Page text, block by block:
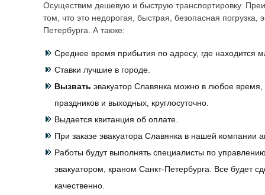
Осуществим дешевую и быструю транспортировку.
том, что это недорогая, быстрая, безопасная погрузка,
Петербурга. А также:
Среднее время прибытия по адресу, где находится
Ставки лучшие в городе.
Вызвать эвакуатор Славянка можно в любое время,
праздников и выходных, круглосуточно.
Выдается квитанция об оплате.
При заказе эвакуатора Славянка в нашей компании
Работы будут выполнять специалисты по
эвакуатором, краном Санкт-Петербурга. Все будет
качественно.